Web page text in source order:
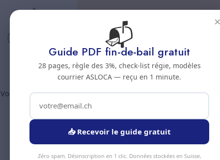
Code postal 1642
Nettoyage professionnel -
Code postal 1642
Vous êtes au code postal1642? Chez Nous Clean intervient dans
la commune de :Sorens
prestations disponibles, devis gratuit sous 24h.
Devis Instantané +41 78 319 32 82
📬
Guide PDF fin-de-bail gratuit
28 pages, règle des 3%, check-list régie, modèles
courrier ASLOCA — reçu en 1 minute.
📥 Recevoir le guide gratuit
Zéro spam. Désinscription en 1 clic. Données stockées en Suisse,